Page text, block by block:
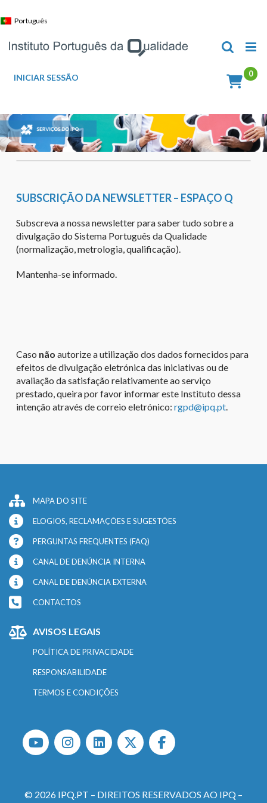
to
Português
INICIAR SESSÃO
SUBSCRIÇÃO DA NEWSLETTER – ESPAÇO Q
Subscreva a nossa newsletter para saber tudo sobre a
divulgação do Sistema Português da Qualidade
(normalização, metrologia, qualificação).
Mantenha-se informado.
Caso não autorize a utilização dos dados fornecidos para
efeitos de divulgação eletrónica das iniciativas ou de
avaliação da satisfação relativamente ao serviço
prestado, queira por favor informar este Instituto dessa
intenção através de correio eletrónico: rgpd@ipq.pt.
MAPA DO SITE
ELOGIOS, RECLAMAÇÕES E SUGESTÕES
PERGUNTAS FREQUENTES (FAQ)
CANAL DE DENÚNCIA INTERNA
CANAL DE DENÚNCIA EXTERNA
CONTACTOS
AVISOS LEGAIS
POLÍTICA DE PRIVACIDADE
RESPONSABILIDADE
TERMOS E CONDIÇÕES
© 2026 IPQ.PT – DIREITOS RESERVADOS AO IPQ –